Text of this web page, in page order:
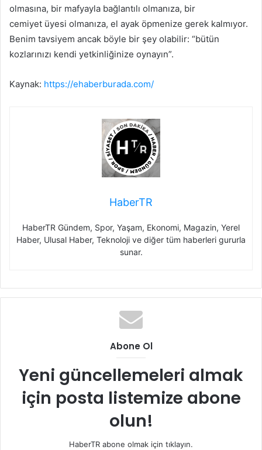
olmasına, bir mafyayla bağlantılı olmanıza, bir
cemiyet üyesi olmanıza, el ayak öpmenize gerek kalmıyor.
Benim tavsiyem ancak böyle bir şey olabilir: “bütün
kozlarınızı kendi yetkinliğinize oynayın”.
Kaynak: https://ehaberburada.com/
HaberTR
HaberTR Gündem, Spor, Yaşam, Ekonomi, Magazin, Yerel
Haber, Ulusal Haber, Teknoloji ve diğer tüm haberleri gururla
sunar.
Abone Ol
Yeni güncellemeleri almak
için posta listemize abone
olun!
HaberTR abone olmak için tıklayın.